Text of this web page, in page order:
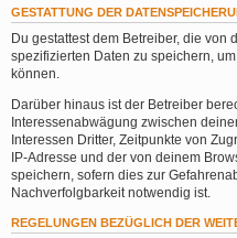
GESTATTUNG DER
Du gestattest dem Betreiber, die
spezifizierten Daten zu speichern,
können.
Darüber hinaus ist der Betreiber
Interessenabwägung zwischen
Interessen Dritter, Zeitpunkte von
IP-Adresse und der von deinem
speichern, sofern dies zur
Nachverfolgbarkeit notwendig ist.
REGELUNGEN BEZÜGLICH DER